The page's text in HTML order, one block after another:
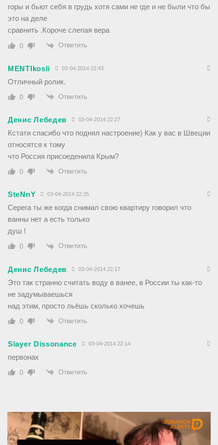
горы и бьют себя в грудь хотя сами не где и не были что бы
это на деле
сравнить .Короче слепая вера
0 Ответить
MENTIkosli 03-04-2014 22:43
Отличный ролик.
0 Ответить
Денис Лебедев 03-04-2014 22:27
Кстати спасибо что поднял настроение) Как у вас в Швеции
относятся к тому
что Россия присоеденила Крым?
0 Ответить
SteNnY 03-04-2014 22:25
Серега ты же когда снимал свою квартиру говорил что
ванны нет а есть только
душ !
0 Ответить
Денис Лебедев 03-04-2014 22:17
Это так странно считать воду в ванее, в России ты как-то
не задумываешься
над этим, просто льёшь сколько хочешь
0 Ответить
Slayer Dissonance 03-04-2014 22:14
первонах
0 Ответить